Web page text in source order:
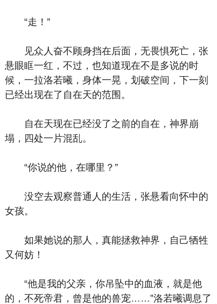
“走！”
见众人奋不顾身挡在后面，无畏惧死亡，张
悬眼眶一红，不过，也知道现在不是多说的时
候，一拉洛若曦，身体一晃，划破空间，下一刻
已经出现在了自在天的范围。
自在天现在已经没了之前的自在，神界崩
塌，四处一片混乱。
“你说的他，在哪里？”
没空去观察普通人的生活，张悬看向怀中的
女孩。
如果她说的那人，真能拯救神界，自己牺牲
又何妨！
“他是我的父亲，你吊坠中的血液，就是他
的，不死帝君，曾是他的兽宠……”洛若曦调息了